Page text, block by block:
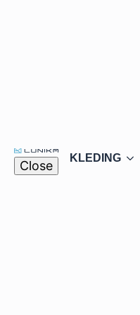
Close
KLEDING